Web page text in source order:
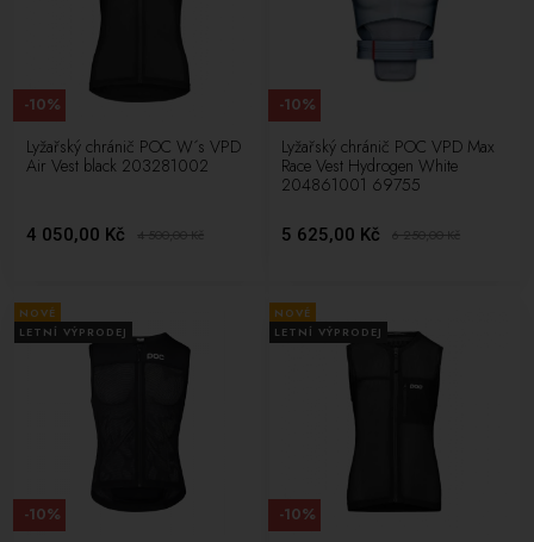
Lyžařský chránič POC W´s VPD
Air Vest black 203281002
4 050,00 Kč 4 500,00Kč
-10%
Lyžařský chránič POC VPD Max
Race Vest Hydrogen White
204861001 69755
5 625,00 Kč 6 250,00Kč
-10%
NOVÉ
LETNÍ VÝPRODEJ
-10%
NOVÉ
LETNÍ VÝPRODEJ
-10%